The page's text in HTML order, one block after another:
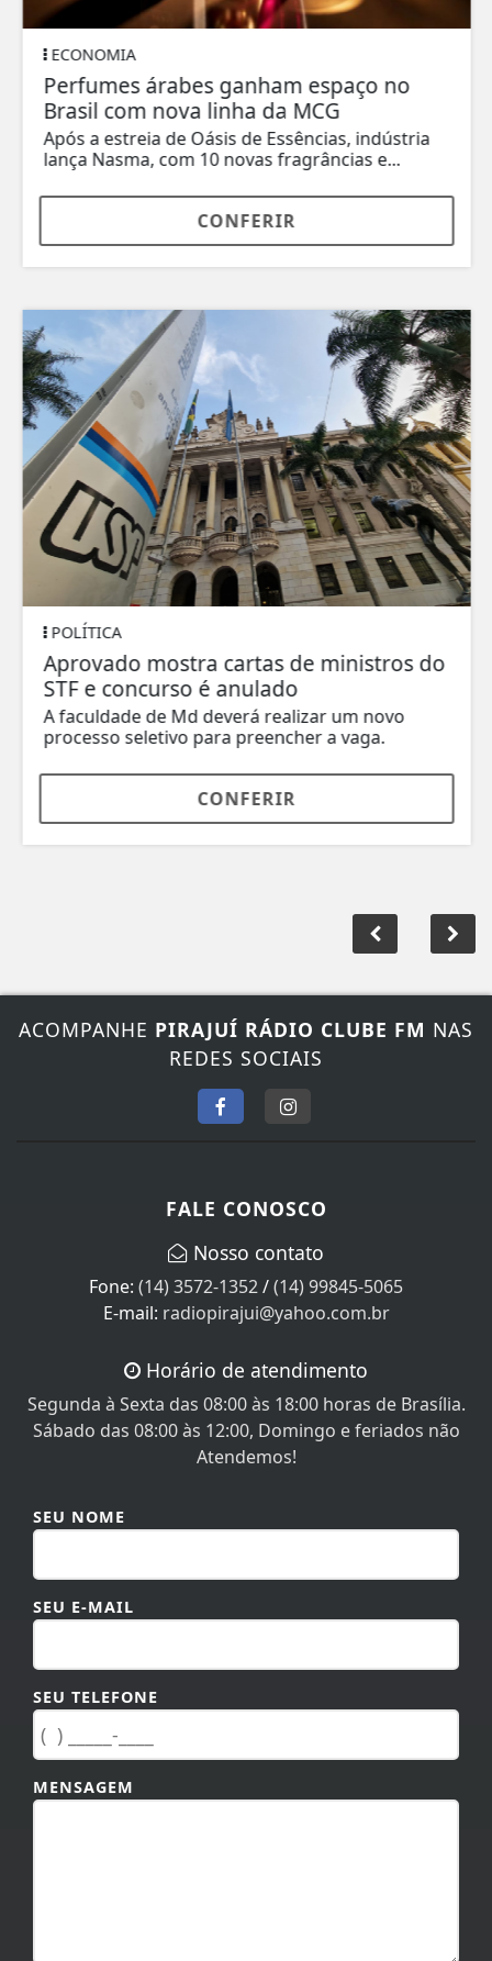
ECONOMIA
Perfumes árabes ganham espaço no
Brasil com nova linha da MCG
Após a estreia de Oásis de Essências, indústria
lança Nasma, com 10 novas fragrâncias e...
CONFERIR
POLÍTICA
Aprovado mostra cartas de ministros do
STF e concurso é anulado
A faculdade de Md deverá realizar um novo
processo seletivo para preencher a vaga.
CONFERIR
REDES SOCIAIS
(14) 3572-1352/(14) 99845-5065
E-mail:radiopirajui@yahoo.com.br
Segunda à Sexta das 08:00 às 18:00 horas de Brasília.
Sábado das 08:00 às 12:00, Domingo e feriados não
Atendemos!
SEU E-MAIL
SEU TELEFONE
MENSAGEM